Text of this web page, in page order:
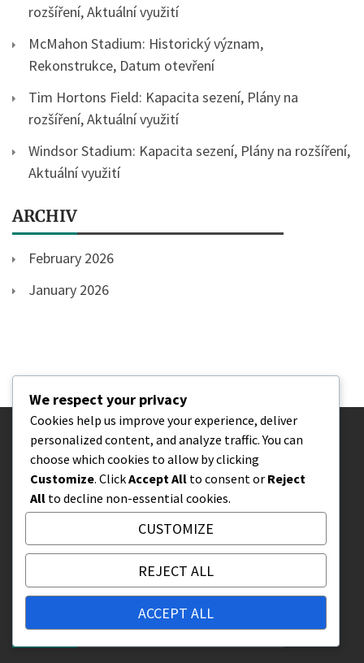
rozšíření, Aktuální využití
McMahon Stadium: Historický význam,
Rekonstrukce, Datum otevření
Tim Hortons Field: Kapacita sezení, Plány na
rozšíření, Aktuální využití
Windsor Stadium: Kapacita sezení, Plány na rozšíření,
Aktuální využití
ARCHIV
February 2026
January 2026
PRÁVNÍ INFORMACE
Spojte se s námi
Cookies a sledování
Kdo jsme
NEJNOVĚJŠÍ PŘÍSPĚVKY
We respect your privacy
Cookies help us improve your experience, deliver
personalized content, and analyze traffic. You can
choose which cookies to allow by clicking
Customize. ClickAccept All to consent or Reject
All to decline non-essential cookies.
CUSTOMIZE
REJECT ALL
ACCEPT ALL